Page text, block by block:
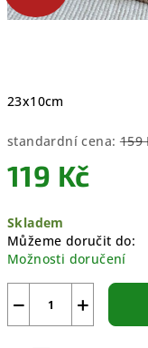
23x10cm
standardní cena: 159
119 Kč
cena:
Skladem
Můžeme doručit do:
Možnosti doručení
+
−